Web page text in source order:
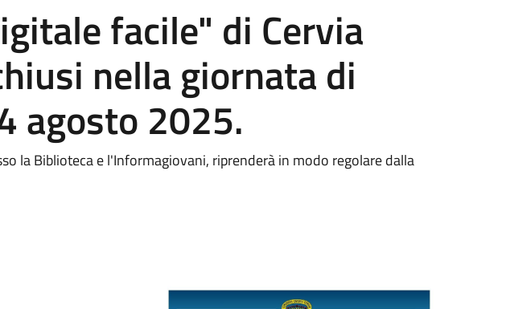
facile" di Cervia
nella giornata di
agosto 2025.
la Biblioteca e l'Informagiovani, riprenderà in modo regolare dalla